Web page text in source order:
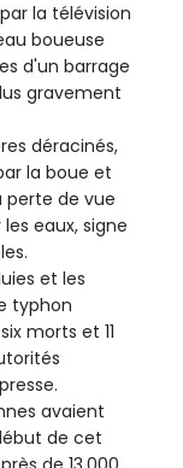
la télévision
boueuse
d'un barrage
gravement
déracinés,
la boue et
perte de vue
eaux, signe
et les
typhon
morts et 11
avaient
de cet